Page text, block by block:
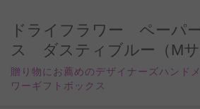
ドライフラワー ペーパ
ス ダスティブルー（Mサ
贈り物にお薦めのデザイナーズハンド
ワーギフトボックス